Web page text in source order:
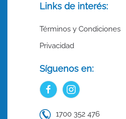
Links de interés:
Términos y Condiciones
Privacidad
Síguenos en:
1700 352 476